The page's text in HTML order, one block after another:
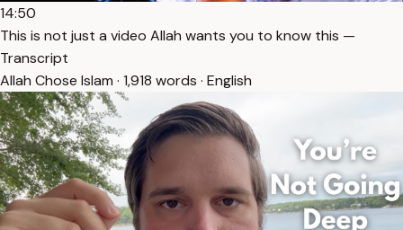
14:50
This is not just a video Allah wants you to know this —
Transcript
Allah Chose Islam · 1,918 words · English